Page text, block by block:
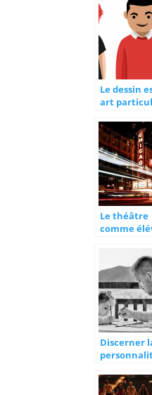
Le dessin
art
Le théâtre
comme
Discerner
chez un